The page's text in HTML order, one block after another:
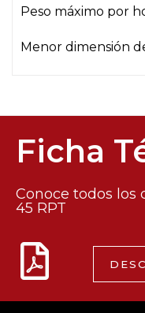
Peso máximo por
Menor dimensión
Ficha
Conoce todos los
45 RPT